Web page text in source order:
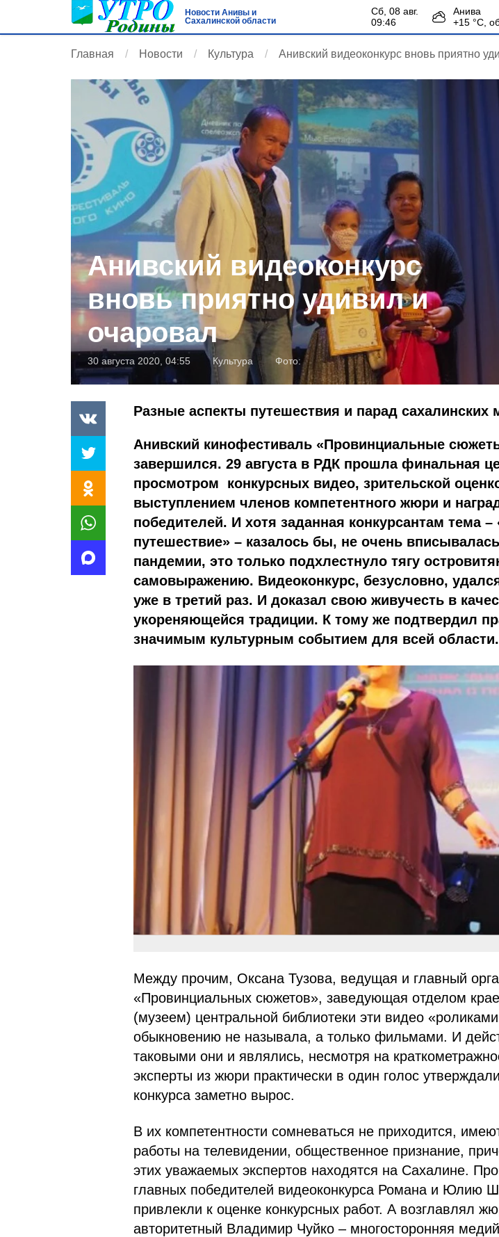
Новости Анивы и
Сахалинской области
сб, 08 авг.
09:46
Анива
+15 °С,
Главная Новости Культура Анивский видеоконкурс вновь приятно
Анивский видеоконкурс
вновь приятно удивил и
очаровал
30 августа 2020, 04:55 Культура Фото:
Разные аспекты путешествия и парад сахалинских
Анивский кинофестиваль «Провинциальные
завершился. 29 августа в РДК прошла финальная
просмотром конкурсных видео, зрительской
выступлением членов компетентного жюри и
победителей. И хотя заданная конкурсантам тема
путешествие» – казалось бы, не очень
пандемии, это только подхлестнуло тягу
самовыражению. Видеоконкурс, безусловно,
уже в третий раз. И доказал свою живучесть в
укореняющейся традиции. К тому же подтвердил
значимым культурным событием для всей области.
Между прочим, Оксана Тузова, ведущая и главный
«Провинциальных сюжетов», заведующая отделом
(музеем) центральной библиотеки эти видео
обыкновению не называла, а только фильмами. И
таковыми они и являлись, несмотря на
эксперты из жюри практически в один голос
конкурса заметно вырос.
В их компетентности сомневаться не приходится,
работы на телевидении, общественное признание,
этих уважаемых экспертов находятся на Сахалине.
главных победителей видеоконкурса Романа и Юлию
привлекли к оценке конкурсных работ. А возглавлял
авторитетный Владимир Чуйко – многосторонняя